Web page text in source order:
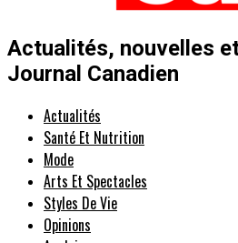
Actualités, nouvelles
Journal Canadien
Actualités
Santé Et Nutrition
Mode
Arts Et Spectacles
Styles De Vie
Opinions